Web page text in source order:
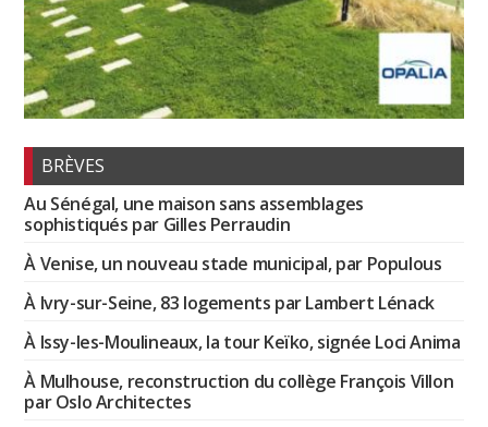
BRÈVES
Au Sénégal, une maison sans assemblages
sophistiqués par Gilles Perraudin
À Venise, un nouveau stade municipal, par Populous
À Ivry-sur-Seine, 83 logements par Lambert Lénack
À Issy-les-Moulineaux, la tour Keïko, signée Loci Anima
À Mulhouse, reconstruction du collège François Villon
par Oslo Architectes